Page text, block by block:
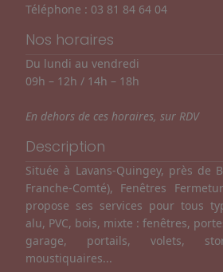
Téléphone : 03 81 84 64 04
Nos horaires
Du lundi au vendredi
09h – 12h / 14h – 18h
En dehors de ces horaires, sur RDV
Description
Située à Lavans-Quingey, près de
Franche-Comté), Fenêtres
propose ses services pour tous
alu, PVC, bois, mixte : fenêtres,
garage, portails, volets,
moustiquaires...